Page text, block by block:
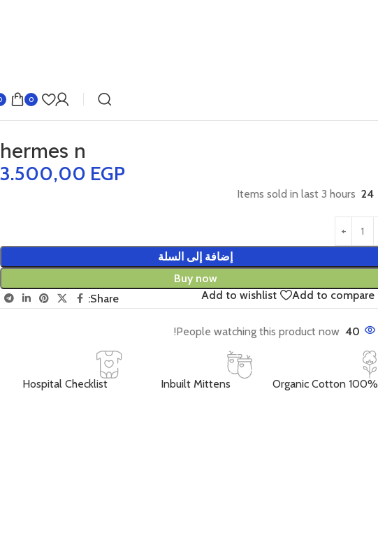
0
hermes n
3.500,00 EGP
24
Items sold in last 3 hours
إضافة إلى السلة
Buy now
Add to compare
Add to wishlist
Share:
40
People watching this product now!
100% Organic Cotton
Inbuilt Mittens
Hospital Checklist